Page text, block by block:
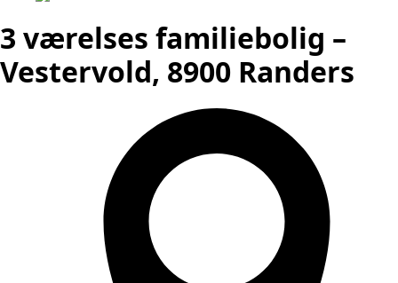
3 værelses familiebolig –
Vestervold, 8900 Randers